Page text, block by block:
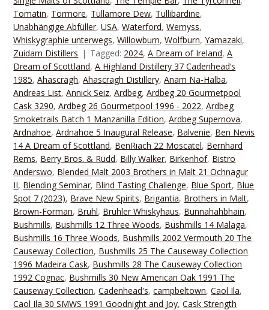
Tomatin, Tormore, Tullamore Dew, Tullibardine,
Unabhängige Abfüller,USA,Waterford,Wemyss,
Whiskygraphie unterwegs,Willowburn,Wolfburn,Yamazaki,
Zuidam Distillers
Tagged: 2024,A Dream of Ireland,A
Dream of Scottland,A Highland Distillery 37 Cadenhead‘s
1985,Ahascragh,Ahascragh Distillery,Anam Na-Halba,
Andreas List,Annick Seiz,Ardbeg,Ardbeg 20 Gourmetpool
Cask 3290,Ardbeg 26 Gourmetpool 1996 - 2022,Ardbeg
Smoketrails Batch 1 Manzanilla Edition,Ardbeg Supernova,
Ardnahoe,Ardnahoe 5 Inaugural Release, Balvenie, Ben Nevis
14 A Dream of Scottland, BenRiach 22 Moscatel, Bernhard
Rems, Berry Bros. & Rudd, Billy Walker, Birkenhof, Bistro
Anderswo, Blended Malt 2003 Brothers in Malt 21 Ochnagur
II, Blending Seminar, Blind Tasting Challenge, Blue Sport, Blue
Spot 7 (2023), Brave New Spirits, Brigantia, Brothers in Malt,
Brown-Forman, Brühl, Brühler Whiskyhaus, Bunnahahbhain,
Bushmills, Bushmills 12 Three Woods, Bushmills 14 Malaga,
Bushmills 16 Three Woods, Bushmills 2002 Vermouth 20 The
Causeway Collection, Bushmills 25 The Causeway Collection
1996 Madeira Cask, Bushmills 28 The Causeway Collection
1992 Cognac, Bushmills 30 New American Oak 1991 The
Causeway Collection,Cadenhead's,campbeltown,Caol Ila,
Caol Ila 30 SMWS 1991 Goodnight and Joy,Cask Strength